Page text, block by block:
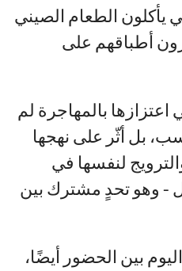
يأكلون الطعام الصيني
أطباقهم على
بالمهاجرة لم
بل أثّر على نهجها
لنفسها في
- وهو تحدٍ مشترك بين
بين الحضور أيضًا،